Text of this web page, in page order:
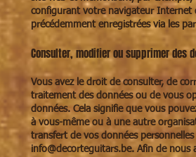
configurant votre navigateur Internet
précédemment enregistrées via les
Consulter, modifier ou supprimer des
Vous avez le droit de consulter, de
traitement des données ou de vous
données. Cela signifie que vous
à vous-même ou à une autre
transfert de vos données
info@decorteguitars.be. Afin de nous